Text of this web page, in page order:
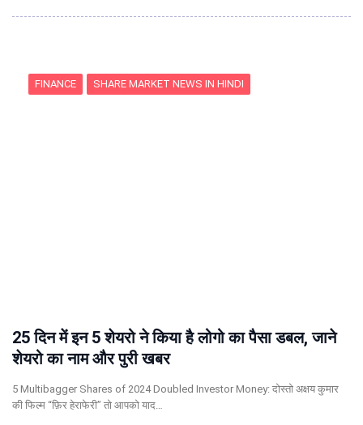
FINANCE SHARE MARKET NEWS IN HINDI
25 दिन में इन 5 शेयरो ने किया है लोगो का पैसा डबल, जाने
शेयरो का नाम और पुरी खबर
5 Multibagger Shares of 2024 Doubled Investor Money: दोस्तो अक्षय कुमार
की फिल्म “फ़िर हेराफेरी” तो आपको याद…